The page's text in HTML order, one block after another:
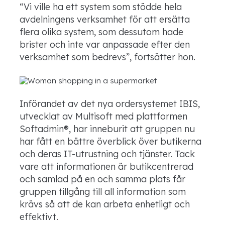
“Vi ville ha ett system som stödde hela
avdelningens verksamhet för att ersätta
flera olika system, som dessutom hade
brister och inte var anpassade efter den
verksamhet som bedrevs”, fortsätter hon.
Införandet av det nya ordersystemet IBIS,
utvecklat av Multisoft med plattformen
Softadmin®, har inneburit att gruppen nu
har fått en bättre överblick över butikerna
och deras IT-utrustning och tjänster. Tack
vare att informationen är butikcentrerad
och samlad på en och samma plats får
gruppen tillgång till all information som
krävs så att de kan arbeta enhetligt och
effektivt.